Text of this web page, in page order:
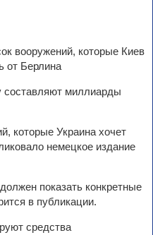
составляют миллиарды
которые Украина хочет
немецкое издание
показать конкретные
в публикации.
средства